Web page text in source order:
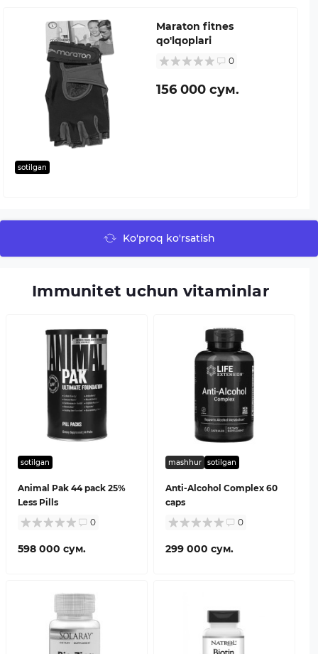
sotilgan
Maraton fitnes
qo'lqoplari
0
156 000 сум.
Ko'proq ko'rsatish
Immunitet uchun vitaminlar
sotilgan
Animal Pak 44 pack 25%
Less Pills
0
598 000 сум.
mashhur sotilgan
Anti-Alcohol Complex 60
caps
0
299 000 сум.